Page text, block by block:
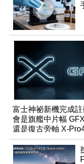
富士神祕新機完成註
會是旗艦中片幅
還是復古旁軸 X-